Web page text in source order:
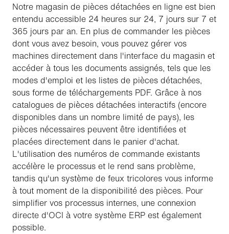
Notre magasin de pièces détachées en ligne est bien
entendu accessible 24 heures sur 24, 7 jours sur 7 et
365 jours par an. En plus de commander les pièces
dont vous avez besoin, vous pouvez gérer vos
machines directement dans l'interface du magasin et
accéder à tous les documents assignés, tels que les
modes d'emploi et les listes de pièces détachées,
sous forme de téléchargements PDF. Grâce à nos
catalogues de pièces détachées interactifs (encore
disponibles dans un nombre limité de pays), les
pièces nécessaires peuvent être identifiées et
placées directement dans le panier d'achat.
L'utilisation des numéros de commande existants
accélère le processus et le rend sans problème,
tandis qu'un système de feux tricolores vous informe
à tout moment de la disponibilité des pièces. Pour
simplifier vos processus internes, une connexion
directe d'OCI à votre système ERP est également
possible.